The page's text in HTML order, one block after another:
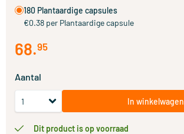
180 Plantaardige capsules
€0.38 per Plantaardige capsule
68.95
Aantal
In winkelwagen
Dit product is op voorraad